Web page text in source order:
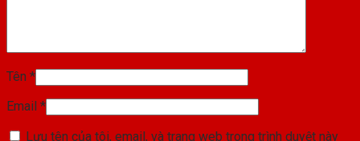
Tên *
Email *
Lưu tên của tôi, email, và trang web trong trình duyệt này